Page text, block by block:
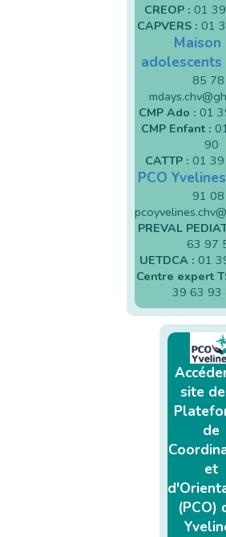
CREOP : 01
CAPVERS : 01
Maison
adolescents
85
CMP Ado : 01
CMP Enfant :
90
CATTP : 01
PCO Yvelines
91
PREVAL
63 97
UETDCA : 01
Centre expert
39 63 93
site
de
et
(PCO)